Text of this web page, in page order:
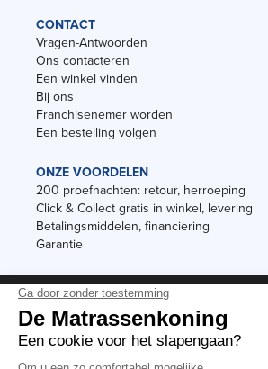
CONTACT
Vragen-Antwoorden
Ons contacteren
Een winkel vinden
Bij ons
Franchisenemer worden
Een bestelling volgen
ONZE VOORDELEN
200 proefnachten: retour, herroeping
Click & Collect gratis in winkel, levering
Betalingsmiddelen, financiering
Garantie
Vermeldingen
Black Friday
Voorraadverkoop